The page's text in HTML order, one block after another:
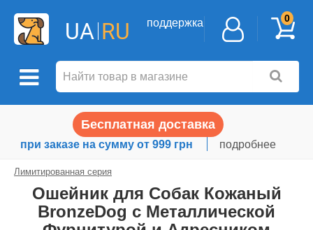
UA RU поддержка 0
Бесплатная доставка
при заказе на сумму от 999 грн подробнее
Лимитированная серия
Ошейник для Собак Кожаный
BronzeDog с Металлической